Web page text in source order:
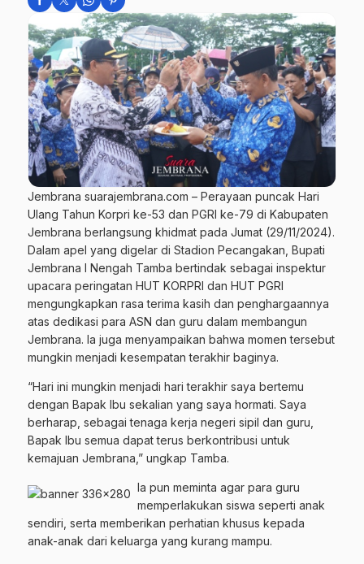
Jembrana suarajembrana.com – Perayaan puncak Hari
Ulang Tahun Korpri ke-53 dan PGRI ke-79 di Kabupaten
Jembrana berlangsung khidmat pada Jumat (29/11/2024).
Dalam apel yang digelar di Stadion Pecangakan, Bupati
Jembrana I Nengah Tamba bertindak sebagai inspektur
upacara peringatan HUT KORPRI dan HUT PGRI
mengungkapkan rasa terima kasih dan penghargaannya
atas dedikasi para ASN dan guru dalam membangun
Jembrana. Ia juga menyampaikan bahwa momen tersebut
mungkin menjadi kesempatan terakhir baginya.
“Hari ini mungkin menjadi hari terakhir saya bertemu
dengan Bapak Ibu sekalian yang saya hormati. Saya
berharap, sebagai tenaga kerja negeri sipil dan guru,
Bapak Ibu semua dapat terus berkontribusi untuk
kemajuan Jembrana,” ungkap Tamba.
Ia pun meminta agar para guru
memperlakukan siswa seperti anak
sendiri, serta memberikan perhatian khusus kepada
anak-anak dari keluarga yang kurang mampu.